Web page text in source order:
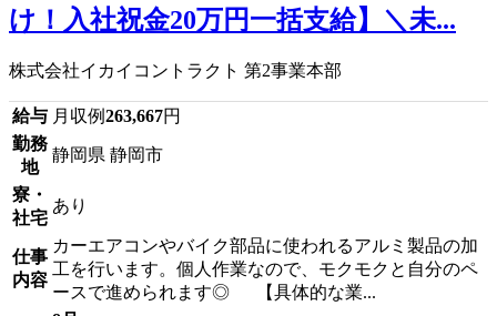
け！入社祝金20万円一括支給】＼未...
株式会社イカイコントラクト 第2事業本部
給与 月収例263,667円
勤務
地
静岡県 静岡市
寮・
社宅
あり
仕事
内容
カーエアコンやバイク部品に使われるアルミ製品の加
工を行います。個人作業なので、モクモクと自分のペ
ースで進められます◎ 【具体的な業...